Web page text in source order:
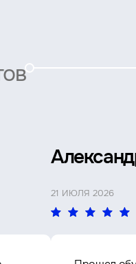
21 ИЮЛЯ 2026